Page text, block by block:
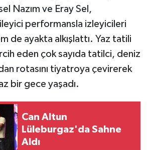
Nazım ve Eray Sel,
performansla izleyicileri
de ayakta alkışlattı. Yaz tatili
eden çok sayıda tatilci, deniz
rotasını tiyatroya çevirerek
bir gece yaşadı.
Can Altun
Lüleburgaz'da Sahne
Aldı